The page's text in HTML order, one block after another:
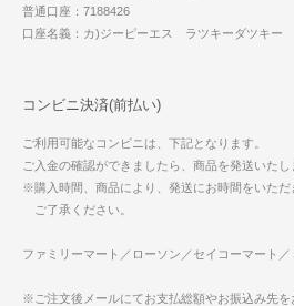
普通口座：7188426
口座名義：カ)ジーピーエス ラツキーダツキー
コンビニ決済(前払い)
ご利用可能なコンビニは、下記となります。
ご入金の確認ができましたら、商品を発送いたし
※購入時間、商品により、発送にお時間をいただ
ご了承ください。
ファミリーマート／ローソン／セイコーマート
※ご注文後メールにてお支払総額やお振込み先を